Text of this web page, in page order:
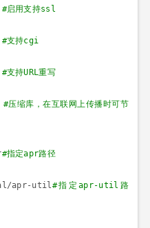
#启用支持ssl
#支持cgi
#支持URL重写
#压缩库，在互联网上传播时可节
#指定apr路径
apr-util#指定apr-util 路